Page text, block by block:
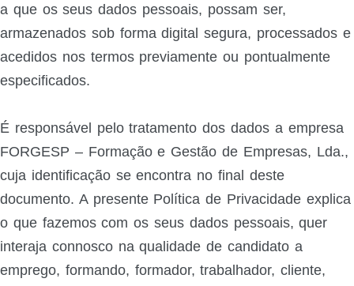
a que os seus dados pessoais, possam ser,
armazenados sob forma digital segura, processados e
acedidos nos termos previamente ou pontualmente
especificados.
É responsável pelo tratamento dos dados a empresa
FORGESP – Formação e Gestão de Empresas, Lda.,
cuja identificação se encontra no final deste
documento. A presente Política de Privacidade explica
o que fazemos com os seus dados pessoais, quer
interaja connosco na qualidade de candidato a
emprego, formando, formador, trabalhador, cliente,